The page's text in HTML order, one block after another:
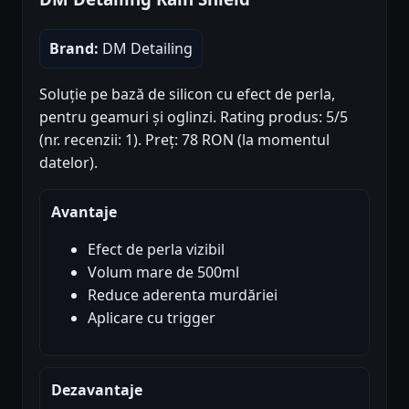
Brand: DM Detailing
Soluție pe bază de silicon cu efect de perla,
pentru geamuri și oglinzi. Rating produs: 5/5
(nr. recenzii: 1). Preț: 78 RON (la momentul
datelor).
Avantaje
Efect de perla vizibil
Volum mare de 500ml
Reduce aderenta murdăriei
Aplicare cu trigger
Dezavantaje